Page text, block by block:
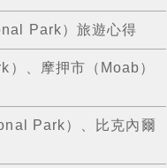
Park）旅遊心得
、摩押市（Moab）
Park）、比克內爾